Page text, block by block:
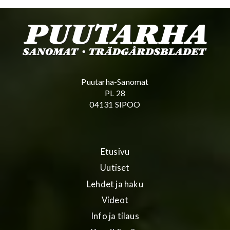
Puutarha-Sanomat
PL 28
04131 SIPOO
Etusivu
Uutiset
Lehdet ja haku
Videot
Info ja tilaus